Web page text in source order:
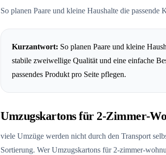
So planen Paare und kleine Haushalte die passende
Kurzantwort: So planen Paare und kleine
stabile zweiwellige Qualität und eine einfache
passendes Produkt pro Seite pflegen.
Umzugskartons für 2-Zimmer-
viele Umzüge werden nicht durch den Transport
Sortierung. Wer Umzugskartons für 2-zimmer-